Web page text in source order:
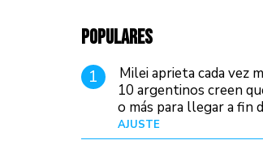
POPULARES
1
Milei aprieta cada vez
10 argentinos creen
o más para llegar a fin
AJUSTE